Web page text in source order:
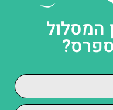
המסלול